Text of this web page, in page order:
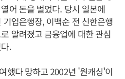
어 돈을 벌었다. 당시 일본에
업은행장, 이백순 전 신한은행
알려졌고 금융업에 대한 관심
.
했다 망하고 2002년 '원캐싱'이